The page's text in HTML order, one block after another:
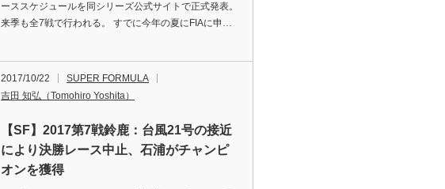
ーススケジュールを同シリーズ公式サイトで正式発表。
来季も全7戦で行われる。 すでに今年の夏にFIAに申…
2017/10/22
SUPER FORMULA
吉田 知弘（Tomohiro Yoshita）
【SF】2017第7戦鈴鹿：台風21号の接近
により決勝レース中止、石浦がチャンピ
オンを獲得